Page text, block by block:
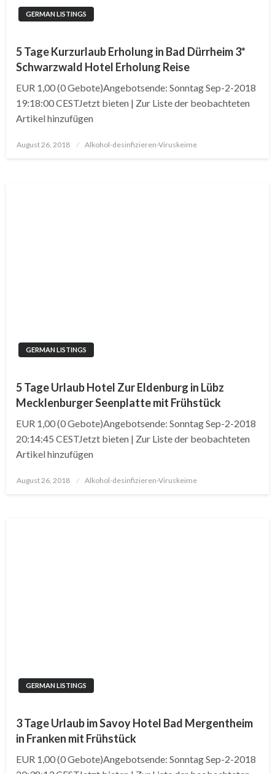
GERMAN LISTINGS
5 Tage Kurzurlaub Erholung in Bad Dürrheim 3*
Schwarzwald Hotel Erholung Reise
EUR 1,00 (0 Gebote)Angebotsende: Sonntag Sep-2-2018
19:18:00 CESTJetzt bieten | Zur Liste der beobachteten
Artikel hinzufügen
Posted
August 26, 2018 Alkohol-desinfizieren-Viruskeime
GERMAN LISTINGS
5 Tage Urlaub Hotel Zur Eldenburg in Lübz
Mecklenburger Seenplatte mit Frühstück
EUR 1,00 (0 Gebote)Angebotsende: Sonntag Sep-2-2018
20:14:45 CESTJetzt bieten | Zur Liste der beobachteten
Artikel hinzufügen
Posted
August 26, 2018 Alkohol-desinfizieren-Viruskeime
GERMAN LISTINGS
3 Tage Urlaub im Savoy Hotel Bad Mergentheim
in Franken mit Frühstück
EUR 1,00 (0 Gebote)Angebotsende: Sonntag Sep-2-2018